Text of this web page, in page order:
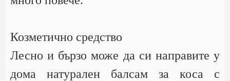
Козметично средство
Лесно и бързо може да си направите у
дома натурален балсам за коса с